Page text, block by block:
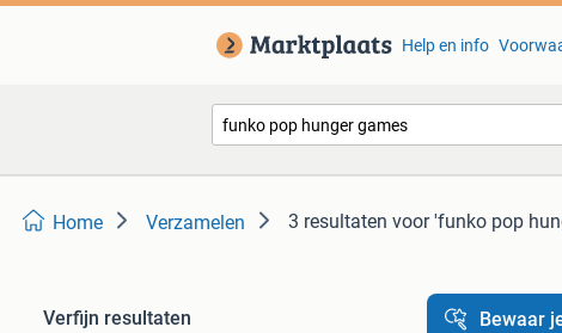
Help en info
Home Verzamelen 3 resultaten voor 'funko pop
Verfijn resultaten
Bewaar